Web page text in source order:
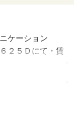
ケーション
２５Ｄにて・賃
０％（最低保証
月額保証料：８
なスーパーまで